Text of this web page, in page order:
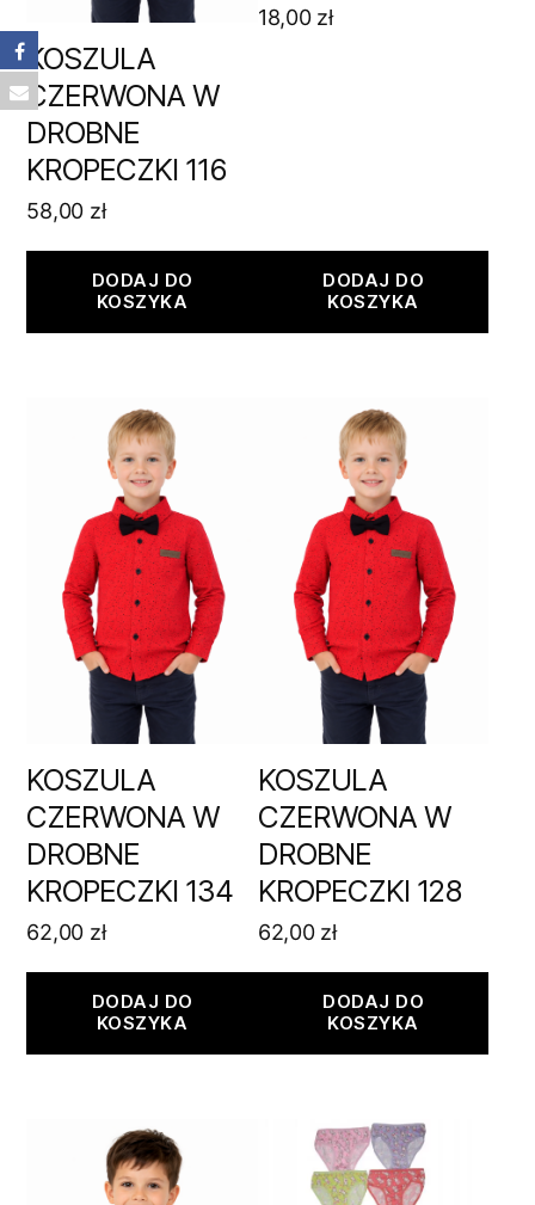
KOSZULA
CZERWONA W
DROBNE
KROPECZKI 116
58,00 zł
DODAJ DO
KOSZYKA
18,00 zł
DODAJ DO
KOSZYKA
KOSZULA
CZERWONA W
DROBNE
KROPECZKI 134
62,00 zł
DODAJ DO
KOSZYKA
KOSZULA
CZERWONA W
DROBNE
KROPECZKI 128
62,00 zł
DODAJ DO
KOSZYKA